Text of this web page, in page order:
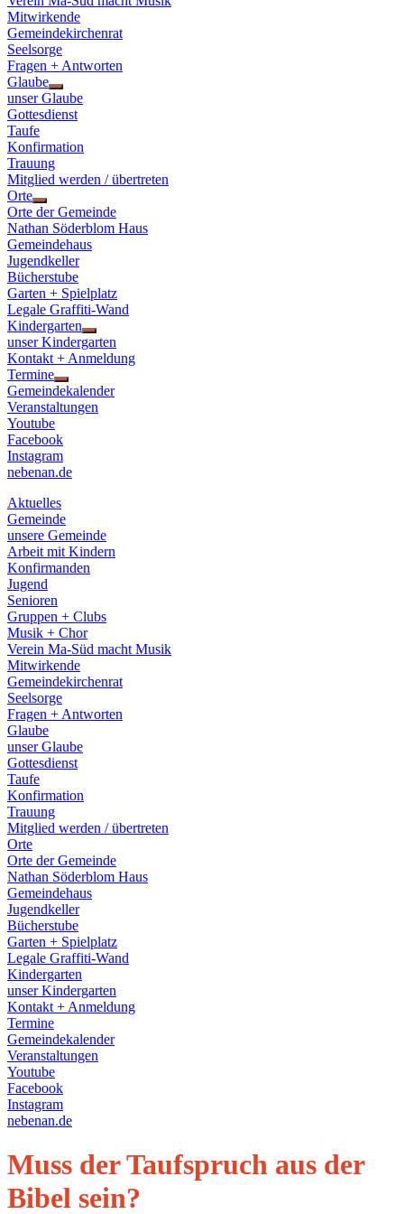
Mitwirkende
Gemeindekirchenrat
Seelsorge
Fragen + Antworten
Glaube
Show
sub
menu
unser Glaube
Gottesdienst
Taufe
Konfirmation
Trauung
Mitglied werden / übertreten
Orte
Show
sub
menu
Orte der Gemeinde
Nathan Söderblom Haus
Gemeindehaus
Jugendkeller
Bücherstube
Garten + Spielplatz
Legale Graffiti-Wand
Kindergarten
Show
sub
menu
unser Kindergarten
Kontakt + Anmeldung
Termine
Show
sub
menu
Gemeindekalender
Veranstaltungen
Youtube
Facebook
Instagram
nebenan.de
Aktuelles
Gemeinde
unsere Gemeinde
Arbeit mit Kindern
Konfirmanden
Jugend
Senioren
Gruppen + Clubs
Musik + Chor
Verein Ma-Süd macht Musik
Mitwirkende
Gemeindekirchenrat
Seelsorge
Fragen + Antworten
Glaube
unser Glaube
Gottesdienst
Taufe
Konfirmation
Trauung
Mitglied werden / übertreten
Orte
Orte der Gemeinde
Nathan Söderblom Haus
Gemeindehaus
Jugendkeller
Bücherstube
Garten + Spielplatz
Legale Graffiti-Wand
Kindergarten
unser Kindergarten
Kontakt + Anmeldung
Termine
Gemeindekalender
Veranstaltungen
Youtube
Facebook
Instagram
nebenan.de
Muss der Taufspruch aus der
Bibel sein?